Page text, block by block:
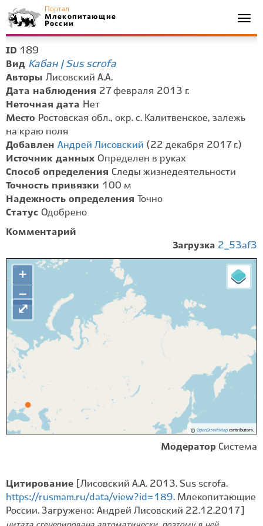
Портал
Млекопитающие
России
ID 189
Вид Кабан | Sus scrofa
Авторы Лисовский А.А.
Дата наблюдения 27 февраля 2013 г.
Неточная дата Нет
Место Ростовская обл., окр. с. Калитвенское, залежь
на краю поля
Добавлен Андрей Лисовский (22 декабря 2017 г.)
Источник данных Определен в руках
Способ определения Следы жизнедеятельности
Точность привязки 100 м
Надежность определения
Точно
Статус Одобрено
Комментарий
Загрузка 2_53af3
+
−
© OpenStreetMapcontributors.
⤢
Модератор Система
Цитирование
[Лисовский А.А. 2013. Sus scrofa.
https://rusmam.ru/data/view?id=189. Млекопитающие
России. Загружено: Андрей Лисовский 22.12.2017]